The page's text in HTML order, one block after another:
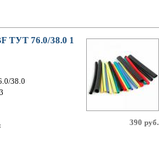
390 руб.
ТУТ 76.0/38.0 1
38.0